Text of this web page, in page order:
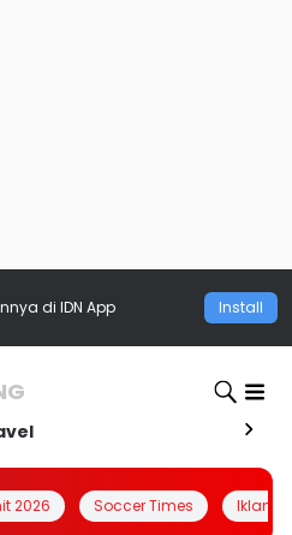
di IDN App Install
2026 Soccer Times Iklanin